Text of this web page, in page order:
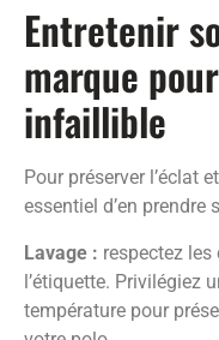
Entretenir
marque
infaillible
Pour préserver l’éclat
essentiel d’en prendre
Lavage : respectez les
l’étiquette. Privilégiez
température pour